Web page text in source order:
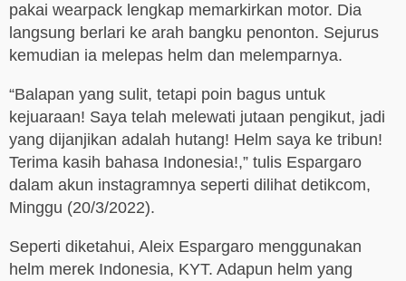
pakai wearpack lengkap memarkirkan motor. Dia
langsung berlari ke arah bangku penonton. Sejurus
kemudian ia melepas helm dan melemparnya.
“Balapan yang sulit, tetapi poin bagus untuk
kejuaraan! Saya telah melewati jutaan pengikut, jadi
yang dijanjikan adalah hutang! Helm saya ke tribun!
Terima kasih bahasa Indonesia!,” tulis Espargaro
dalam akun instagramnya seperti dilihat detikcom,
Minggu (20/3/2022).
Seperti diketahui, Aleix Espargaro menggunakan
helm merek Indonesia, KYT. Adapun helm yang